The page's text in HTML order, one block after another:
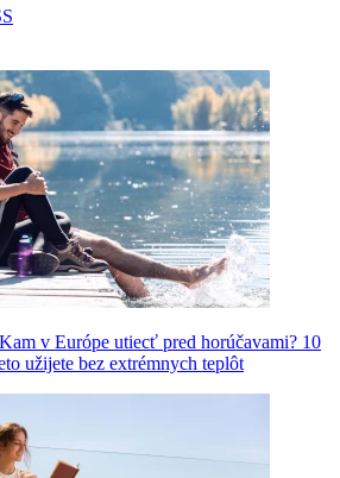
v Európe utiecť pred horúčavami? 10
užijete bez extrémnych teplôt